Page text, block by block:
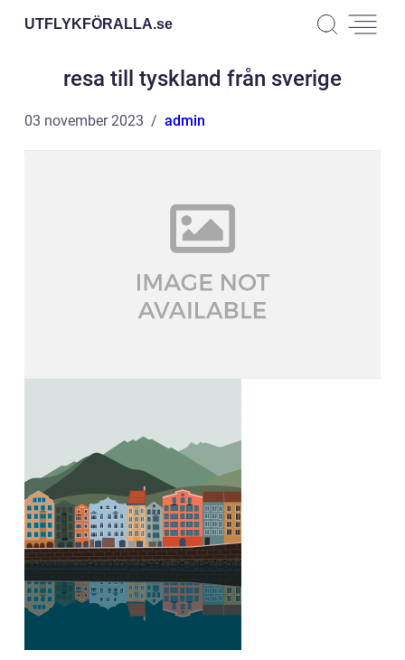
UTFLYKFÖRALLA.se
resa till tyskland från sverige
03 november 2023 admin